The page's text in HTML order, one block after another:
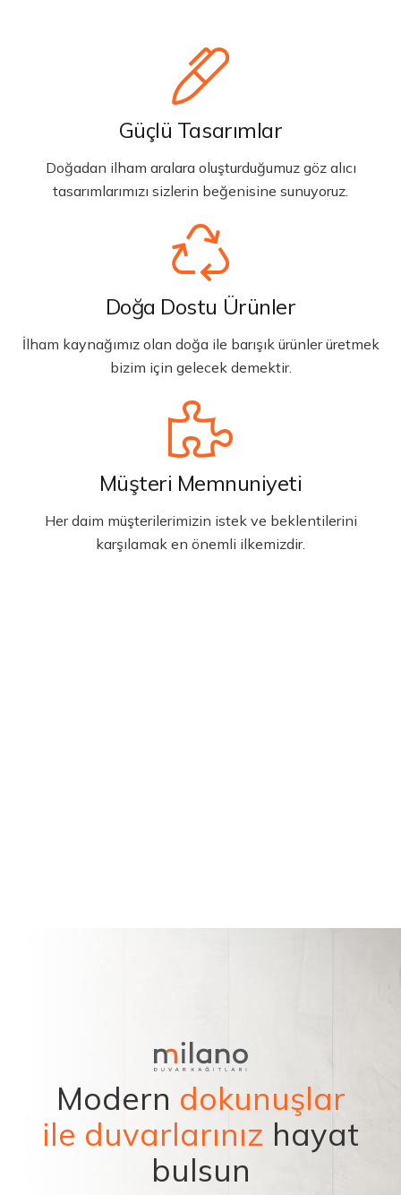
Güçlü Tasarımlar
Doğadan ilham aralara oluşturduğumuz göz alıcı
tasarımlarımızı sizlerin beğenisine sunuyoruz.
Doğa Dostu Ürünler
İlham kaynağımız olan doğa ile barışık ürünler üretmek
bizim için gelecek demektir.
Müşteri Memnuniyeti
Her daim müşterilerimizin istek ve beklentilerini
karşılamak en önemli ilkemizdir.
Modern dokunuşlar
ile duvarlarınız hayat
bulsun